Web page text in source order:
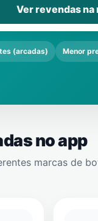
Ver revendas na
(arcadas) Menor
no app
marcas de